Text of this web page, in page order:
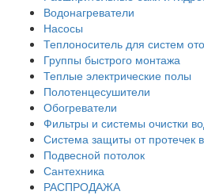
Водонагреватели
Насосы
Теплоноситель для систем
Группы быстрого монтажа
Теплые электрические полы
Полотенцесушители
Обогреватели
Фильтры и системы очистки
Система защиты от протечек
Подвесной потолок
Сантехника
РАСПРОДАЖА